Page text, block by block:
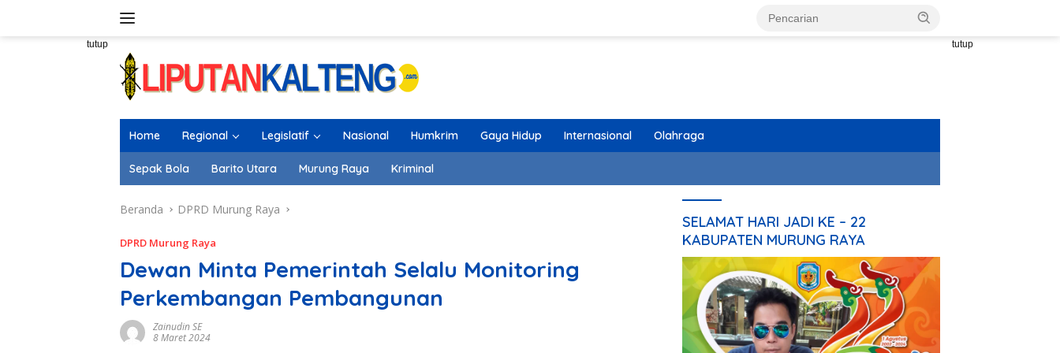
tutup tutup
Home Regional Legislatif Nasional Humkrim Gaya Hidup Internasional Olahraga
Sepak Bola Barito Utara Murung Raya Kriminal
Beranda DPRD Murung Raya
DPRD Murung Raya
Dewan Minta Pemerintah Selalu Monitoring
Perkembangan Pembangunan
Zainudin SE
8 Maret 2024
SELAMAT HARI JADI KE – 22
KABUPATEN MURUNG RAYA